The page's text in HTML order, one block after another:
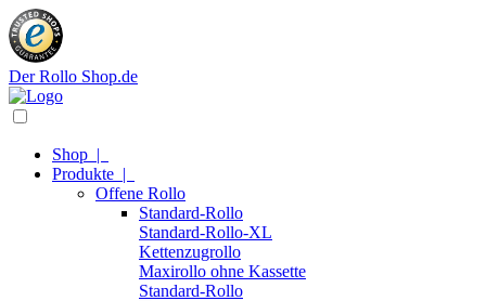
Der Rollo Shop.de
Shop |
Produkte |
Offene Rollo
Standard-Rollo
Standard-Rollo-XL
Kettenzugrollo
Maxirollo ohne Kassette
Standard-Rollo